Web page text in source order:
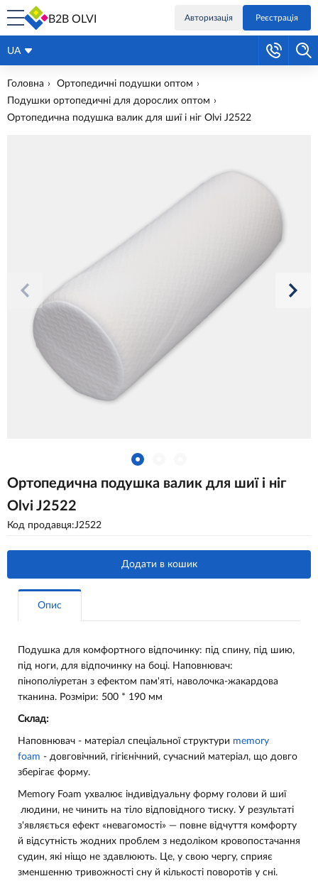
B2B OLVI Авторизація Реєстрація
UA
Головна
Ортопедичні подушки оптом
Подушки ортопедичні для дорослих оптом
Ортопедична подушка валик для шиї і ніг Olvi J2522
Ортопедична подушка валик для шиї і ніг
Olvi J2522
Код продавця:J2522
Додати в кошик
Опис
Подушка для комфортного відпочинку: під спину, під шию,
під ноги, для відпочинку на боці. Наповнювач:
пінополіуретан з ефектом пам'яті, наволочка-жакардова
тканина. Розміри: 500 * 190 мм
Склад:
Наповнювач - матеріал спеціальної структури memory
foam - довговічний, гігієнічний, сучасний матеріал, що довго
зберігає форму.
Memory Foam ухвалює індивідуальну форму голови й шиї
людини, не чинить на тіло відповідного тиску. У результаті
з'являється ефект «невагомості» — повне відчуття комфорту
й відсутність жодних проблем з недоліком кровопостачання
судин, які ніщо не здавлюють. Це, у свою чергу, сприяє
зменшенню тривожності сну й кількості поворотів у сні.